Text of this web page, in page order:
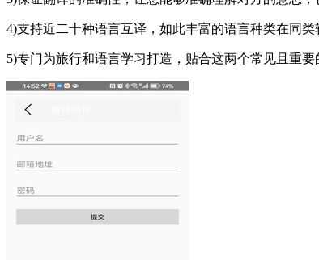
4)支持近二十种语言互译，如此丰富的语言种类在同类
5)专门为旅行和语言学习打造，贴合这两个常见且重要